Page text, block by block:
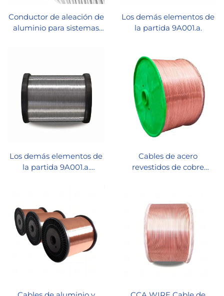
Conductor de aleación de
aluminio para sistemas
Los demás elementos de
la partida 9A001.a.
Los demás elementos de
la partida 9A001.a.
Cables de acero
revestidos de cobre